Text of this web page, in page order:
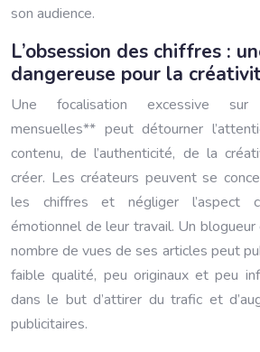
son audience.
L’obsession des chiffres :
dangereuse pour la
Une focalisation excessive
mensuelles** peut détourner
contenu, de l’authenticité, de la
créer. Les créateurs peuvent se
les chiffres et négliger l’aspect
émotionnel de leur travail. Un
nombre de vues de ses articles peut
faible qualité, peu originaux et peu
dans le but d’attirer du trafic et
publicitaires.